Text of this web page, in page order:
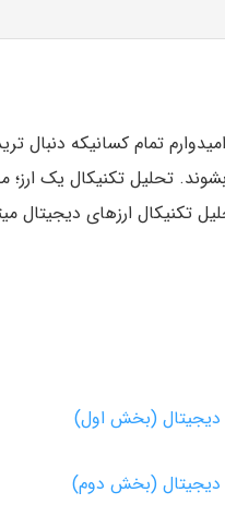
تمام کسانیکه دنبال
تحلیل تکنیکال یک
تکنیکال ارزهای دیجیتال
دیجیتال (بخش اول)
دیجیتال (بخش دوم)